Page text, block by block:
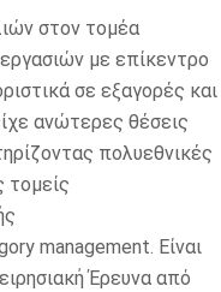
στον τομέα
με επίκεντρο
σε εξαγορές και
ανώτερες θέσεις
πολυεθνικές
τομείς
management. Είναι
Έρευνα από